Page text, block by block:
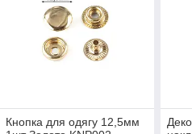
Кнопка для одягу 12,5мм